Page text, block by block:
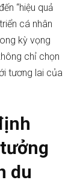
“hiệu quả
cá nhân
kỳ vọng
chỉ chọn
tương lai của
du